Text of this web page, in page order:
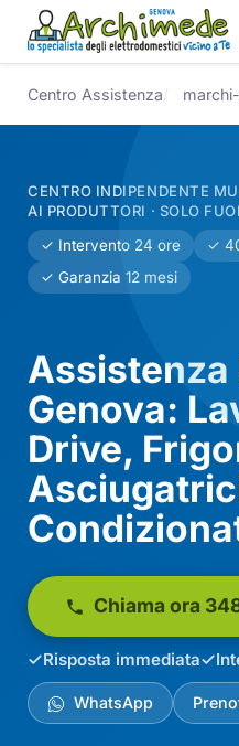
Centro Assistenza
CENTRO INDIPENDENTE
AI PRODUTTORI · SOLO
✓ Intervento 24 ore
✓
✓ Garanzia 12 mesi
Assistenza
Genova:
Drive,
Chiama ora
Risposta immediata
WhatsApp